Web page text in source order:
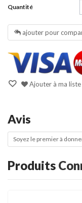
Quantité
ajouter pour
Ajouter à ma
Avis
Soyez le premier à
Produits